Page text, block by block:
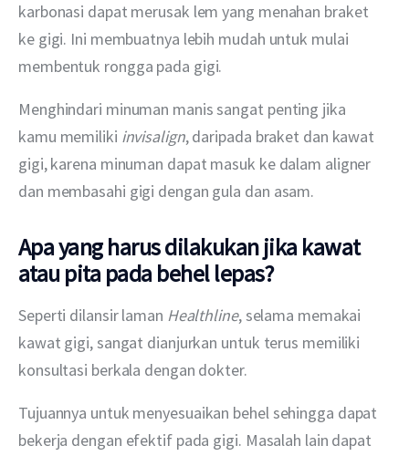
karbonasi dapat merusak lem yang menahan braket
ke gigi. Ini membuatnya lebih mudah untuk mulai
membentuk rongga pada gigi.
Menghindari minuman manis sangat penting jika
kamu memiliki invisalign, daripada braket dan kawat
gigi, karena minuman dapat masuk ke dalam aligner
dan membasahi gigi dengan gula dan asam.
Apa yang harus dilakukan jika kawat
atau pita pada behel lepas?
Seperti dilansir laman Healthline, selama memakai
kawat gigi, sangat dianjurkan untuk terus memiliki
konsultasi berkala dengan dokter.
Tujuannya untuk menyesuaikan behel sehingga dapat
bekerja dengan efektif pada gigi. Masalah lain dapat